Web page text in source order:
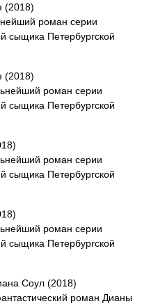
(2018)
роман серии
сыщика Петербургской
(2018)
роман серии
сыщика Петербургской
роман серии
сыщика Петербургской
роман серии
сыщика Петербургской
Соул (2018)
роман Дианы